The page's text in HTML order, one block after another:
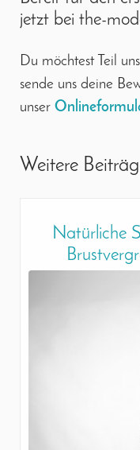
jetzt bei the-
Du möchtest Teil
sende uns deine
unser
Weitere
Natürliche